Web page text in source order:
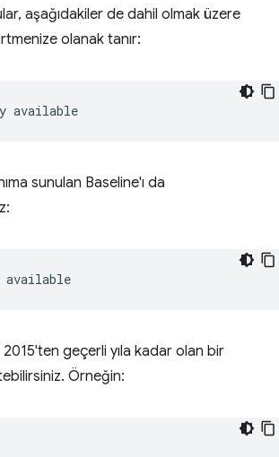
aşağıdakiler de dahil olmak üzere
olanak tanır:
sunulan Baseline'ı da
geçerli yıla kadar olan bir
Örneğin: